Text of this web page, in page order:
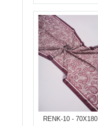
RENK-10 - 70X180